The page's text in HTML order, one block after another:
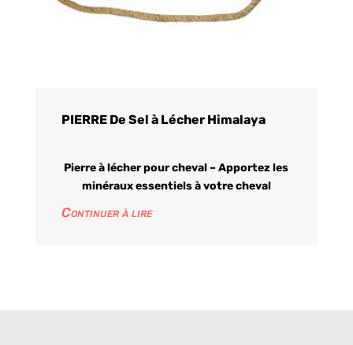
PIERRE De Sel à Lécher Himalaya
Pierre à lécher pour cheval – Apportez les
minéraux essentiels à votre cheval
Continuer à lire